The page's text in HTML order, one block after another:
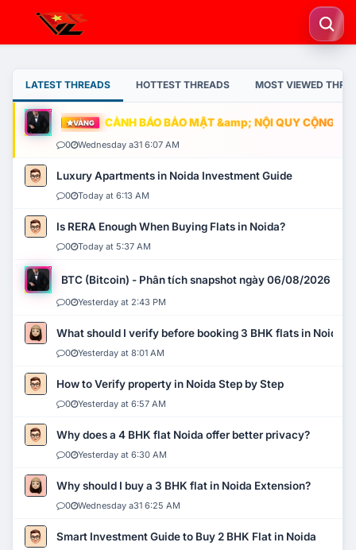
LATEST THREADS HOTTEST THREADS MOST VIEWED
VÀNG CẢNH BÁO BẢO MẬT &amp; NỘI QUY CỘNG
0 Wednesday a31 6:07 AM
Luxury Apartments in Noida Investment Guide
0 Today at 6:13 AM
Is RERA Enough When Buying Flats in Noida?
0 Today at 5:37 AM
BTC (Bitcoin) - Phân tích snapshot ngày 06/08/2026
0 Yesterday at 2:43 PM
What should I verify before booking 3 BHK flats in Noida?
0 Yesterday at 8:01 AM
How to Verify property in Noida Step by Step
0 Yesterday at 6:57 AM
Why does a 4 BHK flat Noida offer better privacy?
0 Yesterday at 6:30 AM
Why should I buy a 3 BHK flat in Noida Extension?
0 Wednesday a31 6:25 AM
Smart Investment Guide to Buy 2 BHK Flat in Noida